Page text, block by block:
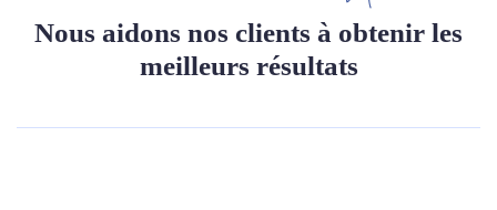
Nous aidons nos clients à obtenir les
meilleurs résultats